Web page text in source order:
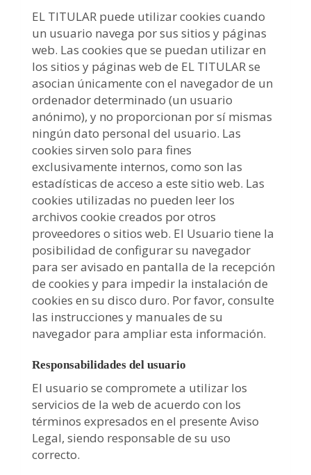
EL TITULAR puede utilizar cookies cuando
un usuario navega por sus sitios y páginas
web. Las cookies que se puedan utilizar en
los sitios y páginas web de EL TITULAR se
asocian únicamente con el navegador de un
ordenador determinado (un usuario
anónimo), y no proporcionan por sí mismas
ningún dato personal del usuario. Las
cookies sirven solo para fines
exclusivamente internos, como son las
estadísticas de acceso a este sitio web. Las
cookies utilizadas no pueden leer los
archivos cookie creados por otros
proveedores o sitios web. El Usuario tiene la
posibilidad de configurar su navegador
para ser avisado en pantalla de la recepción
de cookies y para impedir la instalación de
cookies en su disco duro. Por favor, consulte
las instrucciones y manuales de su
navegador para ampliar esta información.
Responsabilidades del usuario
El usuario se compromete a utilizar los
servicios de la web de acuerdo con los
términos expresados en el presente Aviso
Legal, siendo responsable de su uso
correcto.